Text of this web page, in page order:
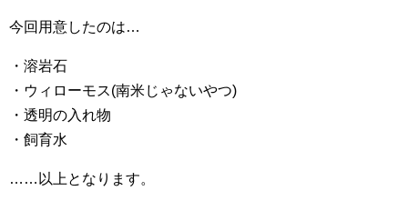
今回用意したのは…
・溶岩石
・ウィローモス(南米じゃないやつ)
・透明の入れ物
・飼育水
……以上となります。